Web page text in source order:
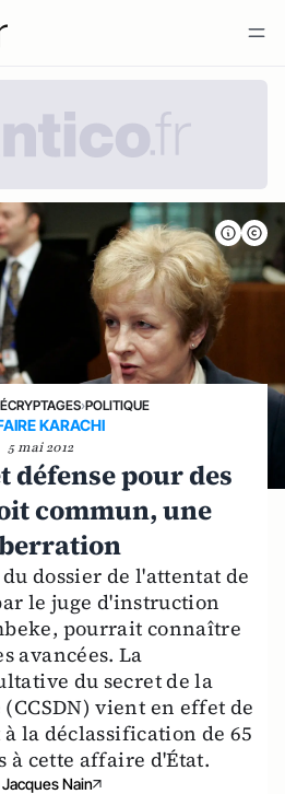
›POLITIQUE
KARACHI
5 mai 2012
défense pour des
commun, une
dossier de l'attentat de
le juge d'instruction
pourrait connaître
avancées. La
du secret de la
vient en effet de
la déclassification de 65
à cette affaire d'État.
Jacques Nain